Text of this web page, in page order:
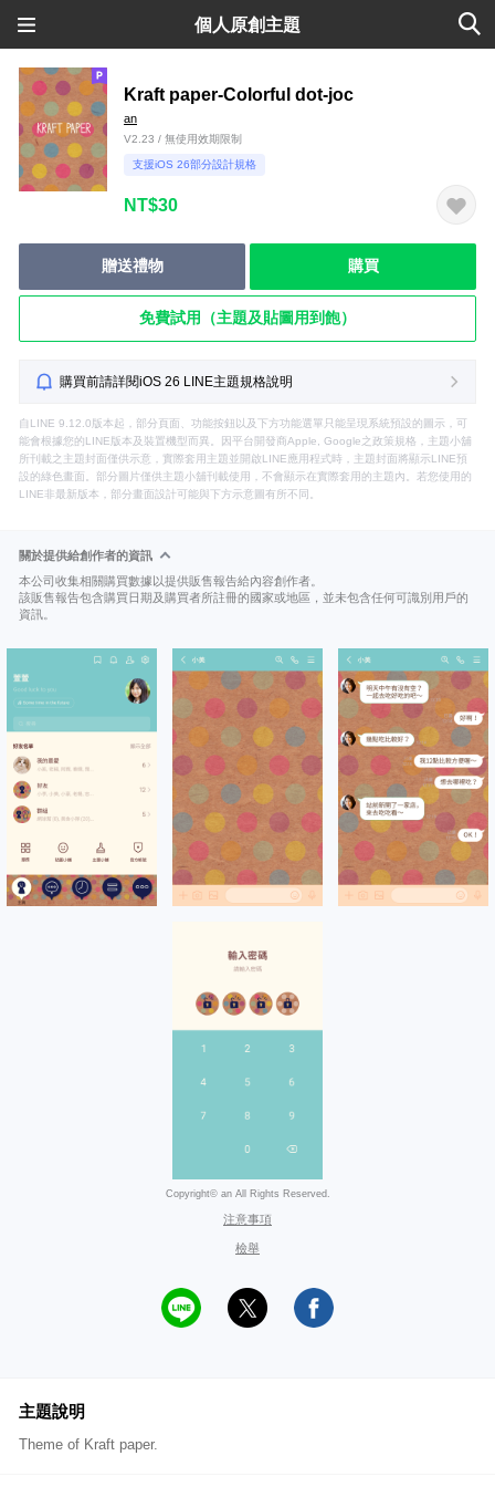
個人原創主題
Kraft paper-Colorful dot-joc
an
V2.23 / 無使用效期限制
支援iOS 26部分設計規格
NT$30
贈送禮物 購買
免費試用（主題及貼圖用到飽）
購買前請詳閱iOS 26 LINE主題規格說明
自LINE 9.12.0版本起，部分頁面、功能按鈕以及下方功能選單只能呈現系統預設的圖示，可
能會根據您的LINE版本及裝置機型而異。因平台開發商Apple, Google之政策規格，主題小舖
所刊載之主題封面僅供示意，實際套用主題並開啟LINE應用程式時，主題封面將顯示LINE預
設的綠色畫面。部分圖片僅供主題小舖刊載使用，不會顯示在實際套用的主題內。若您使用的
LINE非最新版本，部分畫面設計可能與下方示意圖有所不同。
關於提供給創作者的資訊
本公司收集相關購買數據以提供販售報告給內容創作者。
該販售報告包含購買日期及購買者所註冊的國家或地區，並未包含任何可識別用戶的
資訊。
Copyright© an All Rights Reserved.
注意事項
檢舉
主題說明
Theme of Kraft paper.